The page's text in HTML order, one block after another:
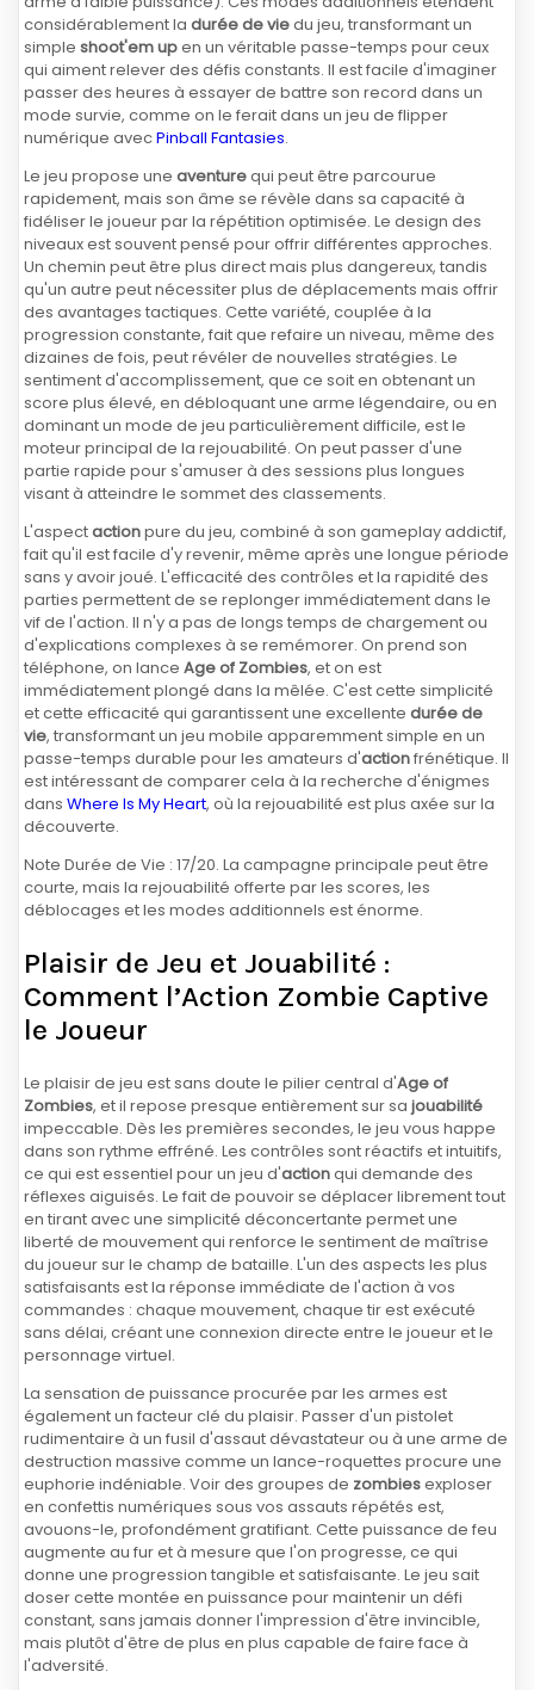
considérablement la durée de viedu jeu, transformant un
simple shoot'em upen un véritable passe-temps pour ceux
qui aiment relever des défis constants. Il est facile d'imaginer
passer des heures à essayer de battre son record dans un
mode survie, comme on le ferait dans un jeu de flipper
numérique avecPinball Fantasies.
Le jeu propose une aventurequi peut être parcourue
rapidement, mais son âme se révèle dans sa capacité à
fidéliser le joueur par la répétition optimisée. Le design des
niveaux est souvent pensé pour offrir différentes approches.
Un chemin peut être plus direct mais plus dangereux, tandis
qu'un autre peut nécessiter plus de déplacements mais offrir
des avantages tactiques. Cette variété, couplée à la
progression constante, fait que refaire un niveau, même des
dizaines de fois, peut révéler de nouvelles stratégies. Le
sentiment d'accomplissement, que ce soit en obtenant un
score plus élevé, en débloquant une arme légendaire, ou en
dominant un mode de jeu particulièrement difficile, est le
moteur principal de la rejouabilité. On peut passer d'une
partie rapide pour s'amuser à des sessions plus longues
visant à atteindre le sommet des classements.
L'aspectactionpure du jeu, combiné à son gameplay addictif,
fait qu'il est facile d'y revenir, même après une longue période
sans y avoir joué. L'efficacité des contrôles et la rapidité des
parties permettent de se replonger immédiatement dans le
vif de l'action. Il n'y a pas de longs temps de chargement ou
d'explications complexes à se remémorer. On prend son
téléphone, on lance Age of Zombies, et on est
immédiatement plongé dans la mêlée. C'est cette simplicité
et cette efficacité qui garantissent une excellente durée de
vie, transformant un jeu mobile apparemment simple en un
passe-temps durable pour les amateurs d'actionfrénétique. Il
est intéressant de comparer cela à la recherche d'énigmes
dans Where Is My Heart, où la rejouabilité est plus axée sur la
découverte.
Note Durée de Vie : 17/20. La campagne principale peut être
courte, mais la rejouabilité offerte par les scores, les
déblocages et les modes additionnels est énorme.
Plaisir de Jeu et Jouabilité :
Comment l’Action Zombie Captive
le Joueur
Le plaisir de jeu est sans doute le pilier central d'Age of
Zombies, et il repose presque entièrement sur sa jouabilité
impeccable. Dès les premières secondes, le jeu vous happe
dans son rythme effréné. Les contrôles sont réactifs et intuitifs,
ce qui est essentiel pour un jeu d'actionqui demande des
réflexes aiguisés. Le fait de pouvoir se déplacer librement tout
en tirant avec une simplicité déconcertante permet une
liberté de mouvement qui renforce le sentiment de maîtrise
du joueur sur le champ de bataille. L'un des aspects les plus
satisfaisants est la réponse immédiate de l'action à vos
commandes : chaque mouvement, chaque tir est exécuté
sans délai, créant une connexion directe entre le joueur et le
personnage virtuel.
La sensation de puissance procurée par les armes est
également un facteur clé du plaisir. Passer d'un pistolet
rudimentaire à un fusil d'assaut dévastateur ou à une arme de
destruction massive comme un lance-roquettes procure une
euphorie indéniable. Voir des groupes de zombiesexploser
en confettis numériques sous vos assauts répétés est,
avouons-le, profondément gratifiant. Cette puissance de feu
augmente au fur et à mesure que l'on progresse, ce qui
donne une progression tangible et satisfaisante. Le jeu sait
doser cette montée en puissance pour maintenir un défi
constant, sans jamais donner l'impression d'être invincible,
mais plutôt d'être de plus en plus capable de faire face à
l'adversité.